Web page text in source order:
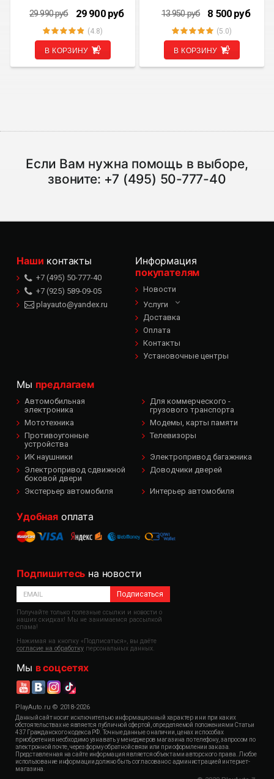
SMARTLIFT (комплект для
установки)
29 990руб 29 900 руб
(4.8)
В КОРЗИНУ
13 950руб 8 500 руб
(5.0)
В КОРЗИНУ
Если Вам нужна помощь в выборе,
звоните: +7 (495) 50-777-40
Наши контакты
+7 (495) 50-777-40
+7 (925) 589-09-05
playauto@yandex.ru
Информация
покупателям
Новости
Услуги
Доставка
Оплата
Контакты
Установочные центры
Мы предлагаем
Автомобильная
электроника
Для коммерческого -
грузового транспорта
Мототехника
Модемы, карты памяти
Противоугонные
устройства
Телевизоры
ИК наушники
Электропривод багажника
Электропривод сдвижной
боковой двери
Доводчики дверей
Экстерьер автомобиля Интерьер автомобиля
Удобнаяоплата
Подпишитесь на новости
Подписаться
Получайте только полезные ссылки и новости о
наших скидках! Мы не занимаемся рассылкой
спама!
Нажимая на кнопку «Подписаться», вы даёте
согласие на обработку персональных данных.
Мы в соцсетях
PlayAuto.ru © 2018-2026
Данный сайт носит исключительно информационный характер и ни при каких
обстоятельствах не является публичной офертой, определяемой положениями Статьи
437 Гражданского кодекса РФ. Точные данные о наличии, ценах и способах
приобретения необходимо узнавать у менеджеров магазина по телефону, запросом по
электронной почте, через форму обратной связи или при оформлении заказа.
Представленная на сайте информация является объектами авторского права. Любое
использование информации должно быть согласовано с администрацией интернет-
магазина.